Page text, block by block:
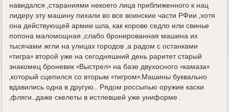
навидался ,стараниями некоего лица приближенного к нац
лидеру эту машину пихали во все воинские части РФии ,хотя
она действующей армии шла, как корове седло или свинье
попона маломощная ,слабо бронированная машина их
тысячами жгли на улицах городов ,а радом с останками
«тигра» второй уже на сегодняшний день раритет старый
знакомец броневик «Выстрел» на базе двухосного «камаза»
,который сцепился со вторым «тигром».Машины буквально
вдавились одна в другую… Рядом россыпью оружие каски
,фляги…даже скелеты в истлевшей уже униформе .